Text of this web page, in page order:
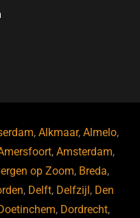
,Alkmaar,Almelo,
,Amsterdam,
op Zoom, Breda,
, Delft, Delfzijl, Den
, Dordrecht,